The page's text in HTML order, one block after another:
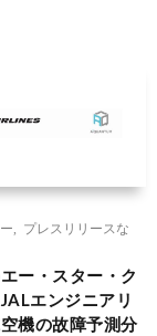
プレスリリースな
ー・スター・ク
エンジニアリ
機の故障予測分